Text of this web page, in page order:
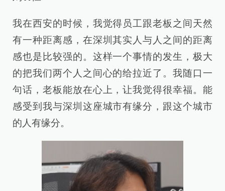
我在西安的时候，我觉得员工跟老板之间天然
有一种距离感，在深圳其实人与人之间的距离
感也是比较强的。这样一个事情的发生，极大
的把我们两个人之间心的给拉近了。我随口一
句话，老板能放在心上，让我觉得很幸福。能
感受到我与深圳这座城市有缘分，跟这个城市
的人有缘分。